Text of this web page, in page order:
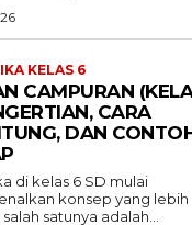
KELAS 6
CAMPURAN
CARA
DAN
di kelas 6 SD mulai
konsep yang lebih
satunya adalah...